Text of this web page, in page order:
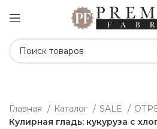
Главная Каталог SALE
Кулирная гладь: кукуруза с